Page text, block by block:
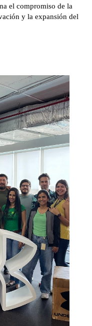
el compromiso de la
y la expansión del